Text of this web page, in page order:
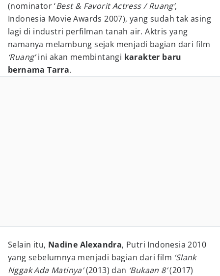
(nominator ‘Best & Favorit Actress / Ruang’,
Indonesia Movie Awards 2007), yang sudah tak asing
lagi di industri perfilman tanah air. Aktris yang
namanya melambung sejak menjadi bagian dari film
‘Ruang’ini akan membintangi karakter baru
bernama Tarra.
Selain itu, Nadine Alexandra, Putri Indonesia 2010
yang sebelumnya menjadi bagian dari film ‘Slank
Nggak Ada Matinya’(2013) dan ‘Bukaan 8’(2017)